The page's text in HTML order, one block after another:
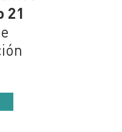
21